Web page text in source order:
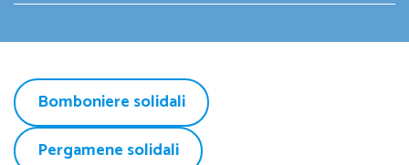
Bomboniere solidali
Pergamene solidali